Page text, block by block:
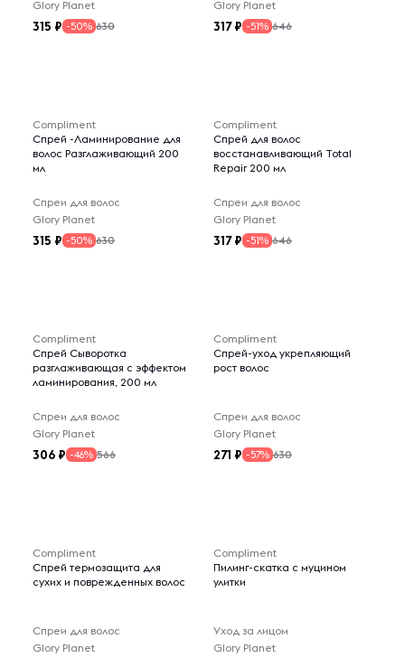
Glory Planet
315 -50% 630
Glory Planet
317 -51% 646
Compliment
Спрей -Ламинирование для
волос Разглаживающий 200
мл
Спреи для волос
Glory Planet
315 -50% 630
Compliment
Спрей для волос
восстанавливающий Total
Repair 200 мл
Спреи для волос
Glory Planet
317 -51% 646
Compliment
Спрей Сыворотка
разглаживающая с эффектом
ламинирования, 200 мл
Спреи для волос
Glory Planet
306 -46% 566
Compliment
Спрей-уход укрепляющий
рост волос
Спреи для волос
Glory Planet
271 -57% 630
Compliment
Спрей термозащита для
сухих и поврежденных волос
Спреи для волос
Glory Planet
Compliment
Пилинг-скатка с муцином
улитки
Уход за лицом
Glory Planet